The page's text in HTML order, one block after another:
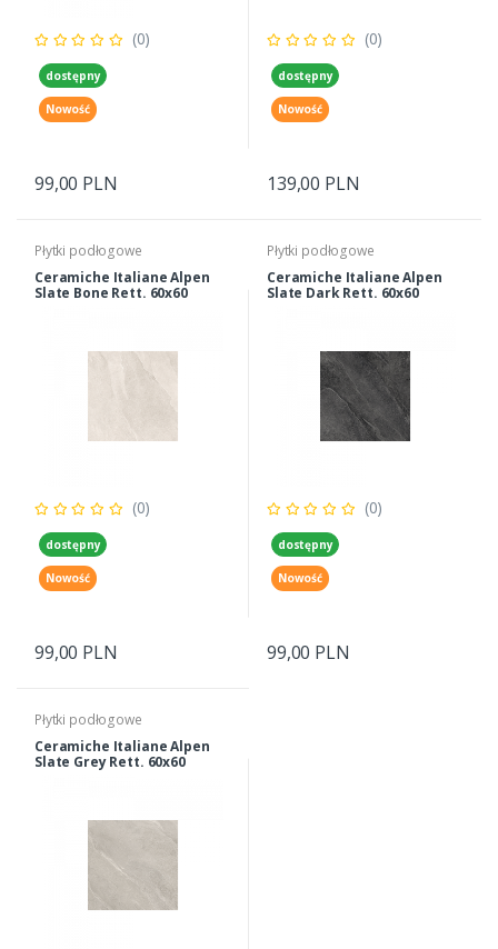
(0)
dostępny
Nowość
99,00 PLN
(0)
dostępny
Nowość
139,00 PLN
Płytki podłogowe
Ceramiche Italiane Alpen
Slate Bone Rett. 60x60
(0)
dostępny
Nowość
99,00 PLN
Płytki podłogowe
Ceramiche Italiane Alpen
Slate Dark Rett. 60x60
(0)
dostępny
Nowość
99,00 PLN
Płytki podłogowe
Ceramiche Italiane Alpen
Slate Grey Rett. 60x60